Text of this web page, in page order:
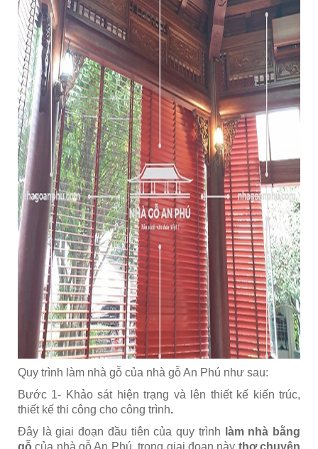
Quy trình làm nhà gỗ của nhà gỗ An Phú như sau:
Bước 1- Khảo sát hiện trạng và lên thiết kế kiến trúc,
thiết kế thi công cho công trình.
Đây là giai đoạn đầu tiên của quy trình
làm nhà bằng